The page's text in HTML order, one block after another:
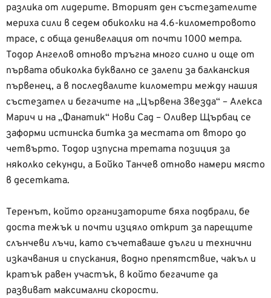
разлика от лидерите. Вторият ден състезателите
мериха сили в седем обиколки на 4.6-километровото
трасе, с обща денивелация от почти 1000 метра.
Тодор Ангелов отново тръгна много силно и още от
първата обиколка буквално се залепи за балканския
първенец, а в последвалите километри между нашия
състезател и бегачите на „Цървена Звезда“ – Алекса
Марич и на „Фанатик“ Нови Сад – Оливер Щърбац се
заформи истинска битка за местата от второ до
четвърто. Тодор изпусна третата позиция за
няколко секунди, а Бойко Танчев отново намери място
в десетката.
Теренът, който организаторите бяха подбрали, бе
доста тежък и почти изцяло открит за парещите
слънчеви лъчи, като съчетаваше дълги и технични
изкачвания и спускания, водно препятствие, чакъл и
кратък равен участък, в който бегачите да
развиват максимални скорости.